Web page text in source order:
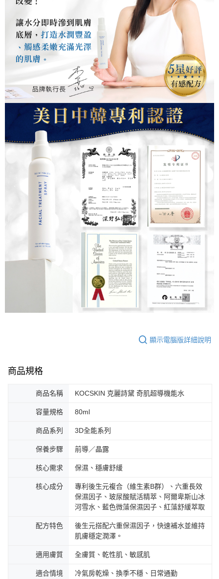
顯示電腦版詳細說明
商品規格
商品名稱 KOCSKIN 克麗詩黛 奇肌超導機能水
容量規格 80ml
商品系列 3D全能系列
保養步驟 前導／晶露
核心需求 保濕、穩膚舒緩
核心成分
專利後生元複合（維生素B群）、六重長效
保濕因子、玻尿酸賦活精萃、阿爾卑斯山冰
河雪水、藍色微藻保濕因子、紅藻舒緩萃取
配方特色
後生元搭配六重保濕因子，快速補水並維持
肌膚穩定潤澤。
適用膚質 全膚質、乾性肌、敏感肌
適合情境 冷氣房乾燥、換季不穩、日常通勤